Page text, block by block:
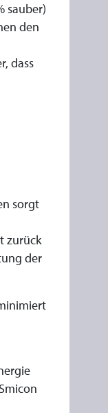
sauber)
den
dass
sorgt
zurück
der